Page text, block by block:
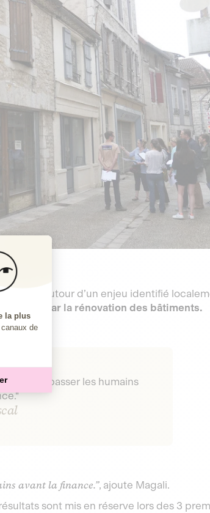
autour d’un enjeu identifié
ruraux par la rénovation des bâtiments.
de faire passer les humains
avant la finance.”, ajoute Magali.
sont mis en réserve lors des 3
: Personnalisez vos
la plus
de